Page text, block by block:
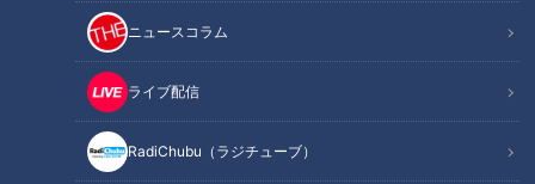
ニュースコラム
ライブ配信
RadiChubu（ラジチューブ）
CBCテレビ：キユーピー３分クッキング